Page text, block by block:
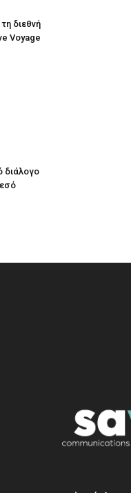
διεθνή
Voyage
διάλογο